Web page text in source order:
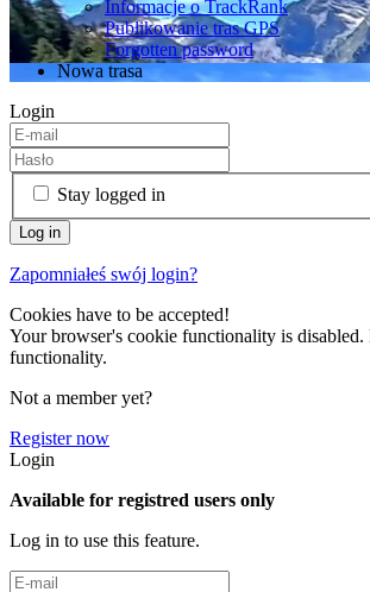
Informacje o TrackRank
Publikowanie tras GPS
Forgotten password
Nowa trasa
Login
Stay logged in
Zapomniałeś swój login?
Cookies have to be accepted!
Your browser's cookie functionality is disabled.
functionality.
Not a member yet?
Register now
Login
Available for registred users only
Log in to use this feature.